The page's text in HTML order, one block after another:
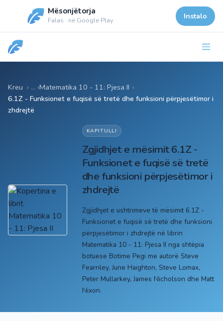
Mësonjëtorja
Falas · në Google Play Instalo
Kreu Matematika 10 - 11: Pjesa II ›
6.1Z - Funksionet e fuqisë së tretë dhe funksioni përpjesëtimor i
zhdrejtë
KAPITULLI
Zgjidhjet e mësimit 6.1Z -
Funksionet e fuqisë së tretë
dhe funksioni përpjesëtimor i
zhdrejtë
Zgjidhjet e ushtrimeve të mësimit 6.1Z -
Funksionet e fuqisë së tretë dhe funksioni
përpjesëtimor i zhdrejtë në librin
Matematika 10 - 11: Pjesa II nga shtëpia
botuese Botime Pegi me autorë Steve
Fearnley, June Haighton, Steve Lomax,
Peter Mullarkey, James Nicholson dhe Matt
Nixon.